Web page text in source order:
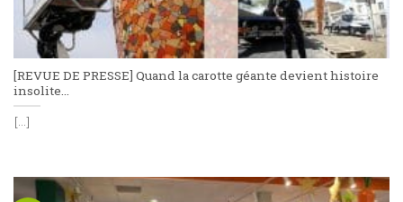
[REVUE DE PRESSE] Quand la carotte géante devient histoire
insolite…
[...]